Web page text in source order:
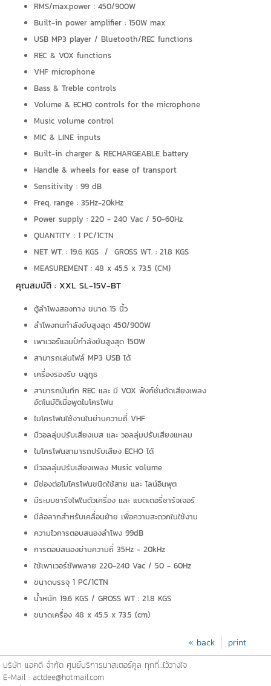
RMS/max.power : 450/900W
Built-in power amplifier : 150W max
USB MP3 player / Bluetooth/REC functions
REC & VOX functions
VHF microphone
Bass & Treble controls
Volume & ECHO controls for the microphone
Music volume control
MIC & LINE inputs
Built-in charger & RECHARGEABLE battery
Handle & wheels for ease of transport
Sensitivity : 99 dB
Freq. range : 35Hz-20kHz
Power supply : 220 - 240 Vac / 50-60Hz
QUANTITY : 1 PC/1CTN
NET WT. : 19.6 KGS / GROSS WT. : 21.8 KGS
MEASUREMENT : 48 x 45.5 x 73.5 (CM)
คุณสมบัติ : XXL SL-15V-BT
ตู้ลำโพงสองทาง ขนาด 15 นิ้ว
ลำโพงทนกำลังขับสูงสุด 450/900W
เพาเวอร์แอมป์กำลังขับสูงสุด 150W
สามารถเล่นไฟล์ MP3 USB ได้
เครื่องรองรับ บลูทูธ
สามารถบันทึก REC และ มี VOX ฟังก์ชั่นตัดเสียงเพลง
อัตโนมัติเมื่อพูดไมโครโฟน
ไมโครโฟนใช้งานในย่านความถี่ VHF
มีวอลลุ่มปรับเสียงเบส และ วอลลุ่มปรับเสียงแหลม
ไมโครโฟนสามารถปรับเสียง ECHO ได้
มีวอลลุ่มปรับเสียงเพลง Music volume
มีช่องต่อไมโครโฟนชนิดใช้สาย และ ไลน์อินพุต
มีระบบชาร์จไฟในตัวเครื่อง และ แบตเตอรี่ชาร์จเจอร์
มีล้อลากสำหรับเคลื่อนย้าย เพื่อความสะดวกในใช้งาน
ความไวการตอบสนองลำโพง 99dB
การตอบสนองย่านความถี่ 35Hz - 20kHz
ใช้เพาเวอร์ซัพพลาย 220-240 Vac / 50 - 60Hz
ขนาดบรรจุ 1 PC/1CTN
น้ำหนัก 19.6 KGS / GROSS WT : 21.8 KGS
ขนาดเครื่อง 48 x 45.5 x 73.5 (cm)
print
« back
บริษัท แอคดี จำกัด ศูนย์บริการมาสเตอร์คูล ทุกที่...ไว้วางใจ
E-Mail : actdee@hotmail.com